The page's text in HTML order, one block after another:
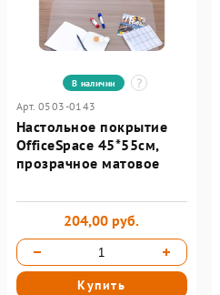
В наличии
Арт. 0503-0143
Настольное покрытие
OfficeSpace 45*55см,
прозрачное матовое
204,00 руб.
Купить